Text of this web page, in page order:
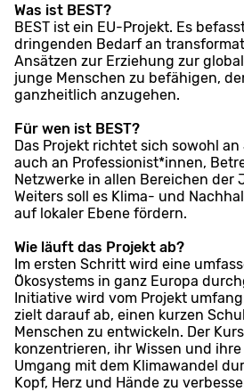
Was ist BEST?
BEST ist ein EU-Projekt. Es
dringenden Bedarf an
Ansätzen zur Erziehung zur
junge Menschen zu befähigen,
ganzheitlich anzugehen.
Für wen ist BEST?
Das Projekt richtet sich sowohl
auch an Professionist*innen,
Netzwerke in allen Bereichen der
Weiters soll es Klima- und
auf lokaler Ebene fördern.
Wie läuft das Projekt ab?
Im ersten Schritt wird eine
Ökosystems in ganz Europa
Initiative wird vom Projekt
zielt darauf ab, einen kurzen
Menschen zu entwickeln. Der
konzentrieren, ihr Wissen und
Umgang mit dem Klimawandel
Kopf, Herz und Hände zu